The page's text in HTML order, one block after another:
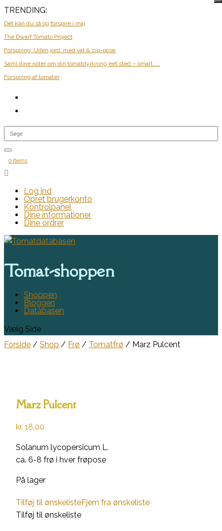
TRENDING:
Det kan du så og forspire i maj
The Dwarf Tomato Project
Forspiring: Uden jord, med vat & zip-pose
Saml dine noter om din tomatdyrkning eet sted – smart, ...
Forspiring af tomater
0 Items

Log ind
Opret brugerkonto
Kontrolpanel
Dine informationer
Dine ordrer
Tomat-shoppen
Shoppen
Bloggen
Databasen
Vælg Side
Forside / Shop / Frø / Tomatfrø / Marz Pulcent
Marz Pulcent
kr. 18,00
Solanum lycopersicum L.
ca. 6-8 frø i hver frøpose
På lager
Tilføj til ønskelisteFjern fra ønskeliste
Tilføj til ønskeliste